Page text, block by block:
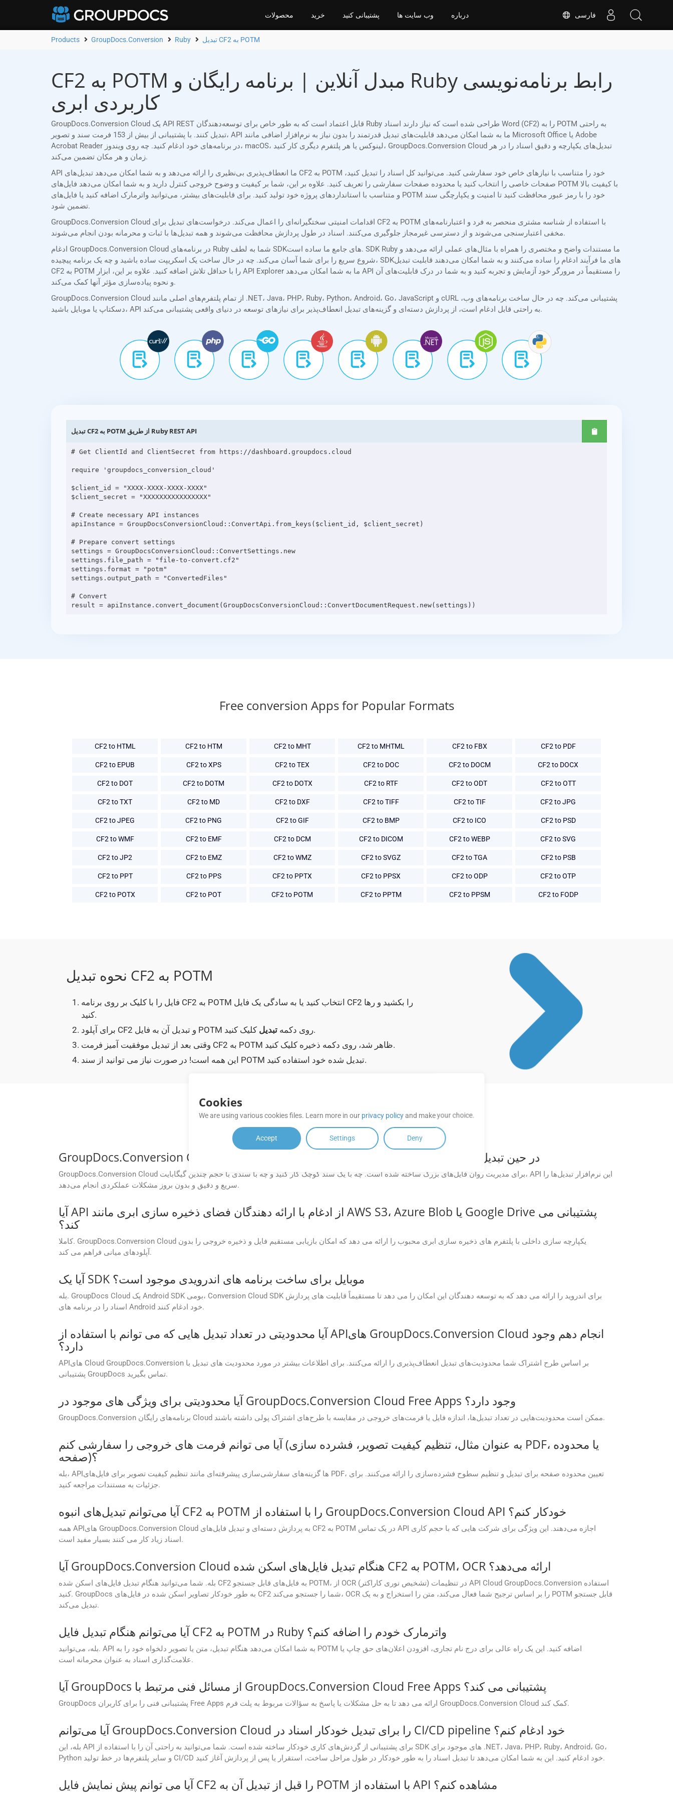
فارسی محصولات خرید پشتیبانی کنید وب سایت ها درباره
Products GroupDocs.Conversion Ruby تبدیل CF2 به POTM
CF2 به POTM مبدل آنلاین | برنامه رایگان و Ruby رابط برنامه‌نویسی
کاربردی ابری
GroupDocs.Conversion Cloud یک API REST قابل اعتماد است که به طور خاص برای توسعه‌دهندگان Ruby طراحی شده است که نیاز دارند اسناد Word (CF2) را به POTM به راحتی
تبدیل کنند. با پشتیبانی از بیش از 153 فرمت سند و تصویر، API ما به شما امکان می‌دهد قابلیت‌های تبدیل قدرتمند را بدون نیاز به نرم‌افزار اضافی مانند Microsoft Office یا Adobe
Acrobat Reader در برنامه‌های خود ادغام کنید. چه روی ویندوز، macOS، لینوکس یا هر پلتفرم دیگری کار کنید، GroupDocs.Conversion Cloud تبدیل‌های یکپارچه و دقیق اسناد را در هر
زمان و هر مکان تضمین می‌کند.
API ما انعطاف‌پذیری بی‌نظیری را ارائه می‌دهد و به شما امکان می‌دهد تبدیل‌های CF2 به POTM خود را متناسب با نیازهای خاص خود سفارشی کنید. می‌توانید کل اسناد را تبدیل کنید،
صفحات خاصی را انتخاب کنید یا محدوده صفحات سفارشی را تعریف کنید. علاوه بر این، شما بر کیفیت و وضوح خروجی کنترل دارید و به شما امکان می‌دهد فایل‌های POTM با کیفیت بالا
و متناسب با استانداردهای پروژه خود تولید کنید. برای قابلیت‌های بیشتر، می‌توانید واترمارک اضافه کنید یا فایل‌های POTM خود را با رمز عبور محافظت کنید تا امنیت و یکپارچگی سند
تضمین شود.
GroupDocs.Conversion Cloud اقدامات امنیتی سختگیرانه‌ای را اعمال می‌کند. درخواست‌های تبدیل برای CF2 به POTM با استفاده از شناسه مشتری منحصر به فرد و اعتبارنامه‌های
مخفی اعتبارسنجی می‌شوند و از دسترسی غیرمجاز جلوگیری می‌کنند. اسناد در طول پردازش محافظت می‌شوند و همه تبدیل‌ها با ثبات و محرمانه بودن انجام می‌شوند.
ادغام GroupDocs.Conversion Cloud در برنامه‌های Ruby شما به لطف SDKهای جامع ما ساده است. SDK Ruby ما مستندات واضح و مختصری را همراه با مثال‌های عملی ارائه می‌دهد و
شروع سریع را برای شما آسان می‌کند. چه در حال ساخت یک اسکریپت ساده باشید و چه یک برنامه پیچیده، SDKهای ما فرآیند ادغام را ساده می‌کنند و به شما امکان می‌دهند قابلیت تبدیل
CF2 به POTM را با حداقل تلاش اضافه کنید. علاوه بر این، ابزار API Explorer ما به شما امکان می‌دهد API را مستقیماً در مرورگر خود آزمایش و تجربه کنید و به شما در درک قابلیت‌های آن
و نحوه پیاده‌سازی مؤثر آنها کمک می‌کند.
GroupDocs.Conversion Cloud از تمام پلتفرم‌های اصلی مانند .NET، Java، PHP، Ruby، Python، Android، Go، JavaScript و cURL پشتیبانی می‌کند. چه در حال ساخت برنامه‌های وب،
دسکتاپ یا موبایل باشید، API به راحتی قابل ادغام است، از پردازش دسته‌ای و گزینه‌های تبدیل انعطاف‌پذیر برای نیازهای توسعه در دنیای واقعی پشتیبانی می‌کند.
تبدیل CF2 به POTM از طریق Ruby REST API
# Get ClientId and ClientSecret from https://dashboard.groupdocs.cloud
require 'groupdocs_conversion_cloud'
$client_id = "XXXX-XXXX-XXXX-XXXX"
$client_secret = "XXXXXXXXXXXXXXXX"
# Create necessary API instances
apiInstance = GroupDocsConversionCloud::ConvertApi.from_keys($client_id, $client_secret)
# Prepare convert settings
settings = GroupDocsConversionCloud::ConvertSettings.new
settings.file_path = "file-to-convert.cf2"
settings.format = "potm"
settings.output_path = "ConvertedFiles"
# Convert
Free conversion Apps for Popular Formats
CF2 to HTML CF2 to HTM CF2 to MHT CF2 to MHTML CF2 to FBX CF2 to PDF
CF2 to EPUB CF2 to XPS CF2 to TEX CF2 to DOC CF2 to DOCM CF2 to DOCX
CF2 to DOT CF2 to DOTM CF2 to DOTX CF2 to RTF CF2 to ODT CF2 to OTT
CF2 to TXT CF2 to MD CF2 to DXF CF2 to TIFF CF2 to TIF CF2 to JPG
CF2 to JPEG CF2 to PNG CF2 to GIF CF2 to BMP CF2 to ICO CF2 to PSD
CF2 to WMF CF2 to EMF CF2 to DCM CF2 to DICOM CF2 to WEBP CF2 to SVG
CF2 to JP2 CF2 to EMZ CF2 to WMZ CF2 to SVGZ CF2 to TGA CF2 to PSB
CF2 to PPT CF2 to PPS CF2 to PPTX CF2 to PPSX CF2 to ODP CF2 to OTP
CF2 to POTX CF2 to POT CF2 to POTM CF2 to PPTM CF2 to PPSM CF2 to FODP
نحوه تبدیل CF2 به POTM
فایل را با کلیک بر روی برنامه CF2 به POTM انتخاب کنید یا به سادگی یک فایل CF2 را بکشید و رها
کنید.
برای آپلود CF2 و تبدیل آن به فایل POTM روی دکمه تبدیل
کلیک کنید.
وقتی بعد از تبدیل موفقیت آمیز فرمت CF2 به POTM ظاهر شد، روی دکمه ذخیره کلیک کنید.
این همه است! در صورت نیاز می توانید از سند POTM تبدیل شده خود استفاده کنید.
سوالات متداول (سؤالات متداول)
GroupDocs.Conversion Cloud چگونه فایل‌های حجیم CF2 را در Ruby در حین تبدیل مدیریت می‌کند؟
GroupDocs.Conversion Cloud برای مدیریت روان فایل‌های بزرگ ساخته شده است. چه با یک سند کوچک کار کنید و چه با سندی با حجم چندین گیگابایت، API این نرم‌افزار تبدیل‌ها را
سریع و دقیق و بدون بروز مشکلات عملکردی انجام می‌دهد.
آیا API از ادغام با ارائه دهندگان فضای ذخیره سازی ابری مانند AWS S3، Azure Blob یا Google Drive پشتیبانی می
کند؟
کاملا. GroupDocs.Conversion Cloud یکپارچه سازی داخلی با پلتفرم های ذخیره سازی ابری محبوب را ارائه می دهد که امکان بازیابی مستقیم فایل و ذخیره خروجی را بدون
آپلودهای میانی فراهم می کند.
آیا یک SDK موبایل برای ساخت برنامه های اندرویدی موجود است؟
بله. GroupDocs Cloud یک Android SDK بومی، Conversion Cloud SDK برای اندروید را ارائه می دهد که به توسعه دهندگان این امکان را می دهد تا مستقیماً قابلیت های پردازش
اسناد را در برنامه های Android خود ادغام کنند.
آیا محدودیتی در تعداد تبدیل هایی که می توانم با استفاده از APIهای GroupDocs.Conversion Cloud انجام دهم وجود
دارد؟
APIهای Cloud GroupDocs.Conversion بر اساس طرح اشتراک شما محدودیت‌های تبدیل انعطاف‌پذیری را ارائه می‌کنند. برای اطلاعات بیشتر در مورد محدودیت های تبدیل با
پشتیبانی GroupDocs تماس بگیرید.
آیا محدودیتی برای ویژگی های موجود در GroupDocs.Conversion Cloud Free Apps وجود دارد؟
GroupDocs.Conversion برنامه‌های رایگان Cloud ممکن است محدودیت‌هایی در تعداد تبدیل‌ها، اندازه فایل یا فرمت‌های خروجی در مقایسه با طرح‌های اشتراک پولی داشته باشند.
آیا می توانم فرمت های خروجی را سفارشی کنم (به عنوان مثال، تنظیم کیفیت تصویر، فشرده سازی PDF، یا محدوده
صفحه)؟
بله، APIها گزینه‌های سفارشی‌سازی پیشرفته‌ای مانند تنظیم کیفیت تصویر برای فایل‌های PDF، تعیین محدوده صفحه برای تبدیل و تنظیم سطوح فشرده‌سازی را ارائه می‌کنند. برای
جزئیات به مستندات مراجعه کنید.
آیا می‌توانم تبدیل‌های انبوه CF2 به POTM را با استفاده از GroupDocs.Conversion Cloud API خودکار کنم؟
همه APIهای GroupDocs.Conversion Cloud به پردازش دسته‌ای و تبدیل فایل‌های CF2 به POTM در یک تماس API اجازه می‌دهند. این ویژگی برای شرکت هایی که با حجم کاری
اسناد زیاد کار می کنند بسیار مفید است.
آیا GroupDocs.Conversion Cloud هنگام تبدیل فایل‌های اسکن شده CF2 به POTM، OCR ارائه می‌دهد؟
بله. شما می‌توانید هنگام تبدیل فایل‌های اسکن شده CF2 به فایل‌های قابل جستجو POTM، از OCR (تشخیص نوری کاراکتر) در تنظیمات API Cloud GroupDocs.Conversion استفاده
کنید. GroupDocs به طور خودکار تصاویر اسکن شده در فایل‌های CF2 شما را جستجو می‌کند، OCR را بر اساس ترجیح شما فعال می‌کند، متن را استخراج و به یک POTM قابل جستجو
تبدیل می‌کند.
آیا می‌توانم هنگام تبدیل فایل CF2 به POTM در Ruby واترمارک خودم را اضافه کنم؟
بله، می‌توانید. API به شما امکان می‌دهد هنگام تبدیل، متن یا تصویر دلخواه خود را به POTM اضافه کنید. این یک راه عالی برای درج نام تجاری، افزودن اعلان‌های حق چاپ یا
علامت‌گذاری اسناد به عنوان محرمانه است.
آیا GroupDocs از مسائل فنی مرتبط با GroupDocs.Conversion Cloud Free Apps پشتیبانی می کند؟
GroupDocs پشتیبانی فنی را برای کاربران Free Apps ارائه می دهد تا به حل مشکلات یا پاسخ به سؤالات مربوط به پلت فرم GroupDocs.Conversion Cloud کمک کند.
آیا می‌توانم GroupDocs.Conversion Cloud را برای تبدیل خودکار اسناد در CI/CD pipeline خود ادغام کنم؟
بله، این API برای پشتیبانی از گردش‌های کاری خودکار ساخته شده است. شما می‌توانید به راحتی آن را با استفاده از SDK های موجود برای .NET، Java، PHP، Ruby، Android، Go،
Python و سایر پلتفرم‌ها در خط تولید CI/CD خود ادغام کنید. این به شما امکان می‌دهد تا تبدیل اسناد را به طور خودکار در طول مراحل ساخت، استقرار یا پس از پردازش آغاز کنید.
آیا می توانم پیش نمایش فایل CF2 را قبل از تبدیل آن به POTM با استفاده از API مشاهده کنم؟
Cookies
We are using various cookies files. Learn more in our privacy policyand make your choice.
Accept Settings Deny